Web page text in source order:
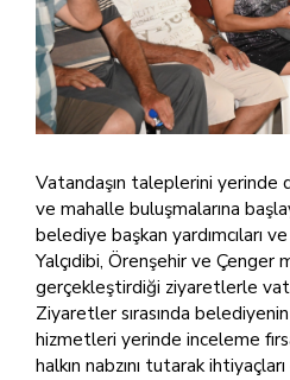
Vatandaşın taleplerini yerinde
ve mahalle buluşmalarına
belediye başkan yardımcıları
Yalçıdibi, Örenşehir ve Çenger
gerçekleştirdiği ziyaretlerle
Ziyaretler sırasında
hizmetleri yerinde inceleme
halkın nabzını tutarak